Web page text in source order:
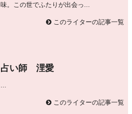
味。この世でふたりが出会っ...
このライターの記事一覧
占い師 浬愛
...
このライターの記事一覧